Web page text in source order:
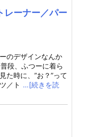
レーナー／パー
のデザインなんか
段、ふつーに着ら
た時に、”お？”って
／ト …[続きを読